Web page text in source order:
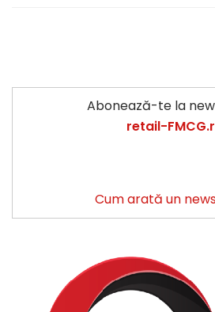
Abonează-te la
retail-
Cum arată un